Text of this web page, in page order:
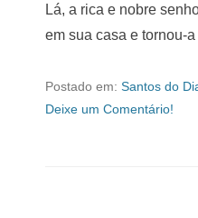
Lá, a rica e nobre
em sua casa e tornou-a
Postado em: Santos do
Deixe um Comentário!